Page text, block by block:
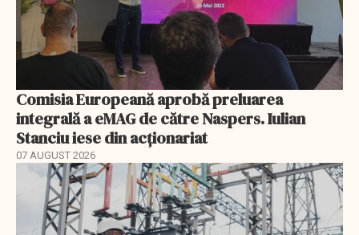
Comisia Europeană aprobă preluarea
integrală a eMAG de către Naspers. Iulian
Stanciu iese din acționariat
07 AUGUST 2026